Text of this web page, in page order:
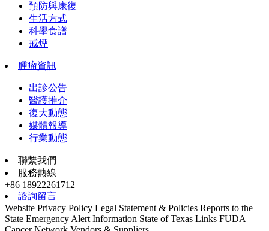
預防與康復
生活方式
科學食譜
戒煙
腫瘤資訊
出診公告
醫護推介
復大動態
媒體報導
行業動態
聯繫我們
服務熱線
+86 18922261712
諮詢留言
Website Privacy Policy Legal Statement & Policies Reports to the
State Emergency Alert Information State of Texas Links FUDA